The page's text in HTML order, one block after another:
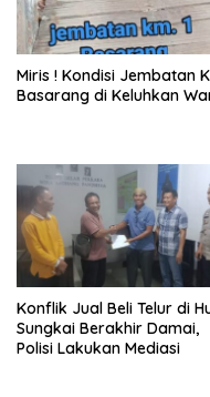
Miris ! Kondisi Jembatan
Basarang di Keluhkan
Konflik Jual Beli Telur di
Sungkai Berakhir Damai,
Polisi Lakukan Mediasi